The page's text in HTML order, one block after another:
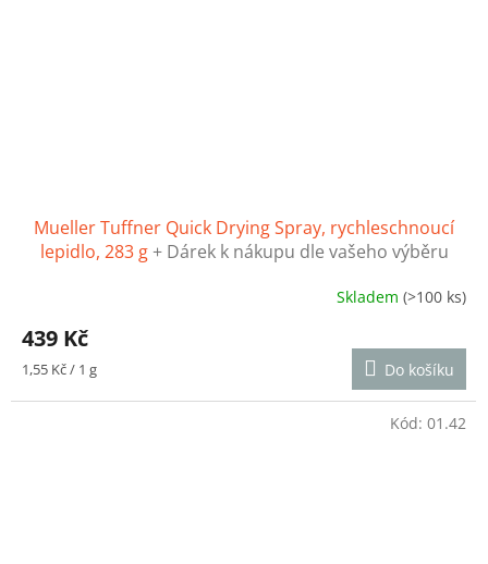
Mueller Tuffner Quick Drying Spray, rychleschnoucí
lepidlo, 283 g+ Dárek k nákupu dle vašeho výběru
produktu
je
5,0
z
Skladem(>100 ks)
439 Kč
Měrná
1,55 Kč / 1 g Do košíku
Kód: 01.42